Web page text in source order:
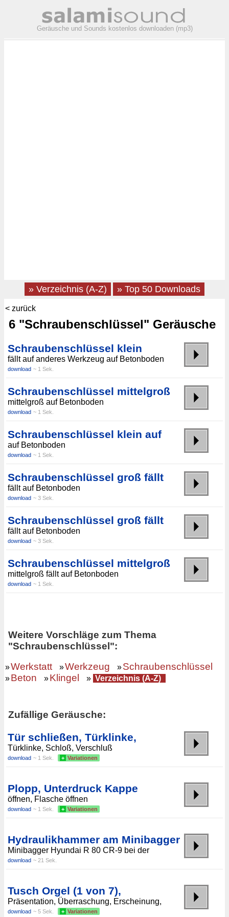
Geräusche und Sounds kostenlos downloaden (mp3)
» Verzeichnis (A-Z) » Top 50 Downloads
< zurück
6 "Schraubenschlüssel" Geräusche
Schraubenschlüssel klein
fällt auf anderes Werkzeug auf Betonboden
download ~ 1 Sek.
Schraubenschlüssel mittelgroß
mittelgroß auf Betonboden
download ~ 1 Sek.
Schraubenschlüssel klein auf
auf Betonboden
download ~ 1 Sek.
Schraubenschlüssel groß fällt
fällt auf Betonboden
download ~ 3 Sek.
Schraubenschlüssel groß fällt
fällt auf Betonboden
download ~ 3 Sek.
Schraubenschlüssel mittelgroß
mittelgroß fällt auf Betonboden
download ~ 1 Sek.
Weitere Vorschläge zum Thema
"Schraubenschlüssel":
»Werkstatt »Werkzeug »Schraubenschlüssel
»Beton »Klingel » Verzeichnis (A-Z)
Zufällige Geräusche:
Tür schließen, Türklinke,
Türklinke, Schloß, Verschluß
download ~ 1 Sek. + Variationen
Plopp, Unterdruck Kappe
öffnen, Flasche öffnen
download ~ 1 Sek. + Variationen
Hydraulikhammer am Minibagger
Minibagger Hyundai R 80 CR-9 bei der
download ~ 21 Sek.
Tusch Orgel (1 von 7),
Präsentation, Überraschung, Erscheinung,
download ~ 5 Sek. + Variationen